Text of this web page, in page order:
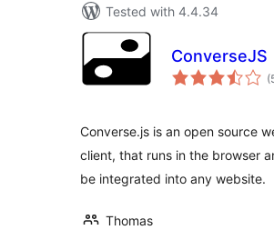
Tested with 4.4.34
ConverseJS
Converse.js is an open source
client, that runs in the browser
be integrated into any website.
Thomas